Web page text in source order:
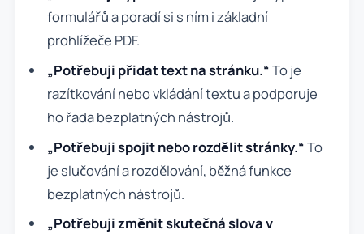
formulářů a poradí si s ním i základní
prohlížeče PDF.
„Potřebuji přidat text na stránku.“To je
razítkování nebo vkládání textu a podporuje
ho řada bezplatných nástrojů.
„Potřebuji spojit nebo rozdělit stránky.“To
je slučování a rozdělování, běžná funkce
bezplatných nástrojů.
„Potřebuji změnit skutečná slova v